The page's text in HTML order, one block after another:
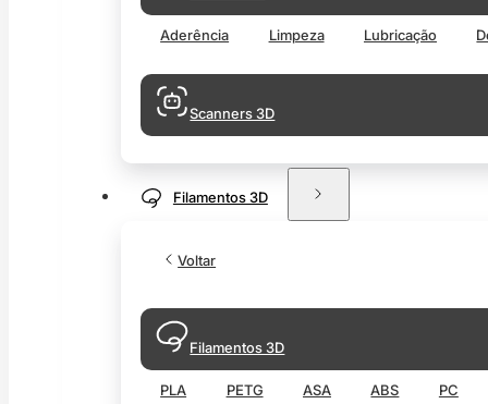
Aderência Limpeza Lubricação
Scanners 3D
Filamentos 3D
Voltar
Filamentos 3D
PLA PETG ASA ABS PC